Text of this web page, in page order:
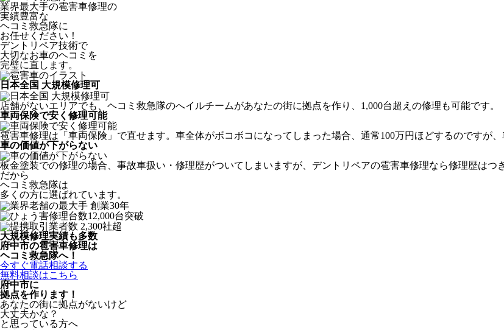
業界最大手の雹害車修理の
実績豊富な
ヘコミ救急隊に
お任せください！
デントリペア技術で
大切なお車のヘコミを
完璧に直します。
日本全国 大規模修理可
店舗がないエリアでも、ヘコミ救急隊のへイルチームがあなたの街に拠点を作り、1,000台超えの修理も可能です。
車両保険で安く修理可能
雹害車修理は「車両保険」で直せます。車全体がボコボコになってしまった場合、通常100万円ほどするのですが
車の価値が下がらない
板金塗装での修理の場合、事故車扱い・修理歴がついてしまいますが、デントリペアの雹害車修理なら修理歴はつ
だから
ヘコミ救急隊は
多くの方に選ばれています。
大規模修理実績も多数
府中市の雹害車修理は
ヘコミ救急隊へ！
今すぐ電話相談する
無料相談はこちら
府中市に
拠点を作ります！
あなたの街に拠点がないけど
大丈夫かな？
と思っている方へ